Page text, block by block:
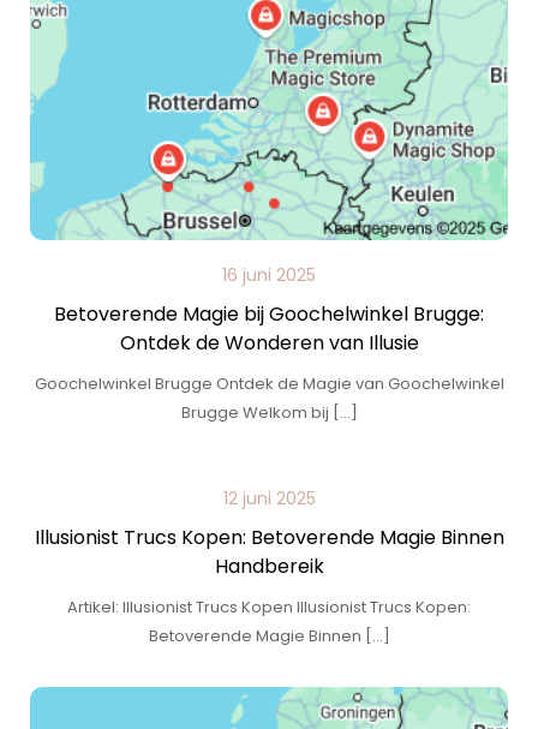
16 juni 2025
Betoverende Magie bij Goochelwinkel Brugge:
Ontdek de Wonderen van Illusie
Goochelwinkel Brugge Ontdek de Magie van Goochelwinkel
Brugge Welkom bij […]
12 juni 2025
Illusionist Trucs Kopen: Betoverende Magie Binnen
Handbereik
Artikel: Illusionist Trucs Kopen Illusionist Trucs Kopen:
Betoverende Magie Binnen […]